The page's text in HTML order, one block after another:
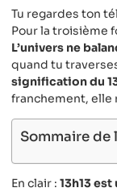
Tu regardes ton
Pour la troisième
L’univers ne
quand tu
signification du
franchement, elle
Sommaire de
En clair : 13h13